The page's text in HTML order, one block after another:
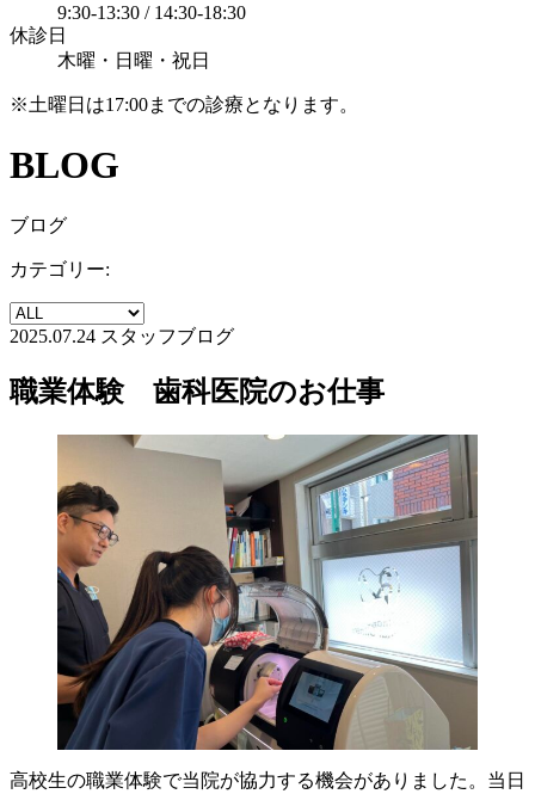
9:30-13:30 / 14:30-18:30
休診日
木曜・日曜・祝日
※土曜日は17:00までの診療となります。
BLOG
ブログ
カテゴリー:
2025.07.24 スタッフブログ
職業体験 歯科医院のお仕事
高校生の職業体験で当院が協力する機会がありました。当日